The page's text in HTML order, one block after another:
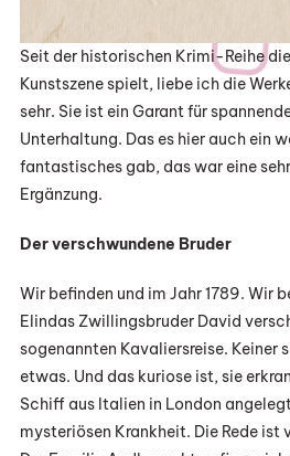
Seit der historischen Krimi-Reihe
Kunstszene spielt, liebe ich die
sehr. Sie ist ein Garant für
Unterhaltung. Das es hier auch ein
fantastisches gab, das war eine
Ergänzung.
Der verschwundene Bruder
Wir befinden und im Jahr 1789. Wir
Elindas Zwillingsbruder David
sogenannten Kavaliersreise. Keiner
etwas. Und das kuriose ist, sie
Schiff aus Italien in London
mysteriösen Krankheit. Die Rede ist